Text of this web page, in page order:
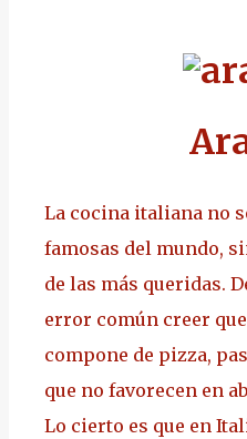
La cocina italiana no
famosas del mundo,
de las más queridas.
error común creer
compone de pizza,
que no favorecen en
Lo cierto es que en